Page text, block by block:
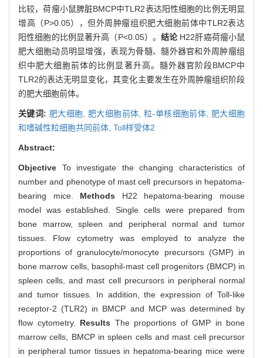
比较，荷瘤小鼠脾脏BMCP中TLR2表达阳性细胞的比例无明显
增高（P>0.05），但外周肿瘤组织肥大细胞前体中TLR2表达
阳性细胞的比例显著升高（P<0.05）。 结论 H22肝癌荷瘤小鼠
肥大细胞动员明显增强，表现为骨髓、髓外器官和外周肿瘤组
织中肥大细胞前体的比例显著升高。髓外器官阶段BMCP中
TLR2的表达无明显变化，其变化主要发生在外周肿瘤组织阶段
的肥大细胞前体。
关键词: 肥大细胞, 肥大细胞前体, 粒-单核细胞前体, 肥大细胞
和嗜碱性粒细胞共同前体, Toll样受体2
Abstract:
Objective To investigate the changing characteristics of
number and phenotype of mast cell precursors in hepatoma-
bearing mice. Methods H22 hepatoma-bearing mouse
model was established. Single cells were prepared from
bone marrow, spleen and peripheral normal and tumor
tissues. Flow cytometry was employed to analyze the
proportions of granulocyte/monocyte precursors (GMP) in
bone marrow cells, basophil-mast cell progenitors (BMCP) in
spleen cells, and mast cell precursors in peripheral normal
and tumor tissues. In addition, the expression of Toll-like
receptor-2 (TLR2) in BMCP and MCP was determined by
flow cytometry. Results The proportions of GMP in bone
marrow cells, BMCP in spleen cells and mast cell precursor
in peripheral tumor tissues in hepatoma-bearing mice were